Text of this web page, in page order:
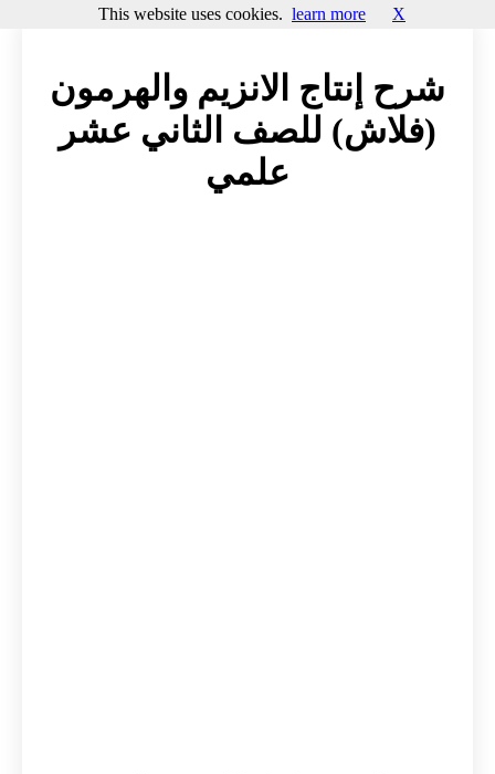
شرح إنتاج الانزيم والهرمون
(فلاش) للصف الثاني عشر
علمي
This website uses cookies. learn more X